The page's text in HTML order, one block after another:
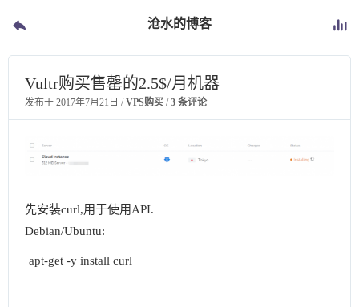
沧水的博客
Vultr购买售罄的2.5$/月机器
发布于 2017年7月21日 /VPS购买 /3 条评论
先安装curl,用于使用API.
Debian/Ubuntu:
apt-get -y install curl